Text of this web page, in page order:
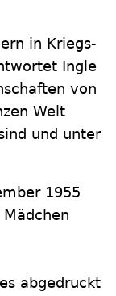
in Kriegs-
Ingle
von
Welt
und unter
1955
abgedruckt